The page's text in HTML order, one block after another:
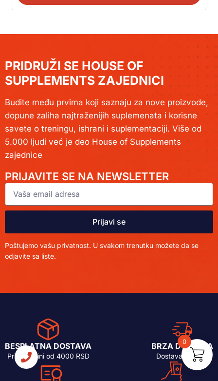
PRIDRUŽI SE HOUSE OF
SUPPLEMENTS ZAJEDNICI
Budite među prvima koji saznaju za nove proizvode,
dopune zaliha najtraženijih suplemenata i korisne
savete o treningu, ishrani i suplementaciji. Više od
5.000 ljudi već je deo House of Supplements
zajednice
PRIJAVITE SE NA NEWSLETTER
Prijavi se
Poštujemo vašu privatnost. U svakom trenutku možete da se
odjavite sa liste.
BESPLATNA DOSTAVA
Pri kupovini od 4000 RSD
BRZA DOSTAVA
Dostava 24-48h
0